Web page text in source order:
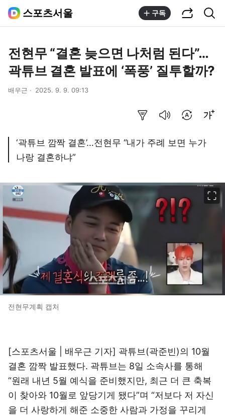
스포츠서울 구독
전현무 “결혼 늦으면 나처럼 된다”…
곽튜브 결혼 발표에 ‘폭풍’ 질투할까?
배우근 2025. 9. 9. 09:13
‘곽튜브 깜짝 결혼’…전현무 “내가 주례 보면 누가
나랑 결혼하냐”
전현무계획 캡처
[스포츠서울 | 배우근 기자] 곽튜브(곽준빈)의 10월
결혼 깜짝 발표했다. 곽튜브는 8일 소속사를 통해
“원래 내년 5월 예식을 준비했지만, 최근 더 큰 축복
이 찾아와 10월로 앞당기게 됐다”며 “저보다 저 자신
을 더 사랑하게 해준 소중한 사람과 가정을 꾸리게